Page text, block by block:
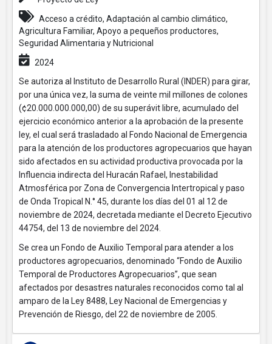
Acceso a crédito, Adaptación al cambio climático,
Agricultura Familiar, Apoyo a pequeños productores,
Seguridad Alimentaria y Nutricional
2024
Se autoriza al Instituto de Desarrollo Rural (INDER) para girar,
por una única vez, la suma de veinte mil millones de colones
(¢20.000.000.000,00) de su superávit libre, acumulado del
ejercicio económico anterior a la aprobación de la presente
ley, el cual será trasladado al Fondo Nacional de Emergencia
para la atención de los productores agropecuarios que hayan
sido afectados en su actividad productiva provocada por la
Influencia indirecta del Huracán Rafael, Inestabilidad
Atmosférica por Zona de Convergencia Intertropical y paso
de Onda Tropical N.° 45, durante los días del 01 al 12 de
noviembre de 2024, decretada mediante el Decreto Ejecutivo
44754, del 13 de noviembre del 2024.
Se crea un Fondo de Auxilio Temporal para atender a los
productores agropecuarios, denominado “Fondo de Auxilio
Temporal de Productores Agropecuarios”, que sean
afectados por desastres naturales reconocidos como tal al
amparo de la Ley 8488, Ley Nacional de Emergencias y
Prevención de Riesgo, del 22 de noviembre de 2005.